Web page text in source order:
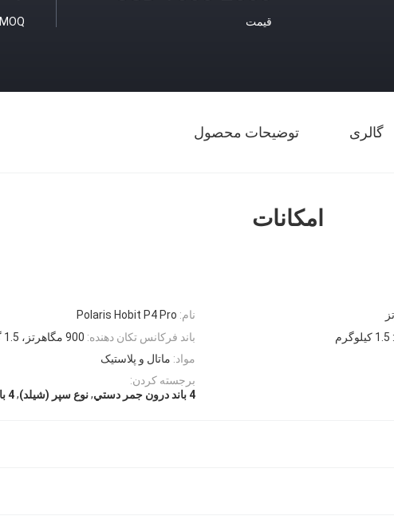
MOQ قیمت
گالری توضیحات محصول
امکانات
نام: Polaris Hobit P4 Pro
باند فرکانس تکان دهنده: 900 مگاهرتز، 1.5 گیگاهرتز، 2.4 گیگاهرتز، 5.8 گیگاهرتز
مواد: ماتال و پلاستیک
برجسته کردن:
4 باند درون جمر دستي
,نوع سپر (شيلد),4 باند جمر فرکانس رادیویی درون